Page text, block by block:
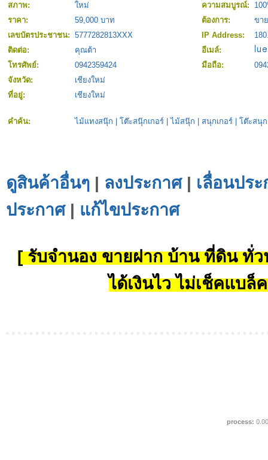
สภาพ:
ใหม่ ความสมบูรณ์:
ราคา:
59,000 บาท ต้องการ:
ขาย
เลขบัตรประชาชน: 5777282813XXX IP Address:
ติดต่อ:
คุณต้า
อีเมล์:
โทรศัพย์:
0942359424 มือถือ:
จังหวัด:
เชียงใหม่
ที่อยู่:
เชียงใหม่
คำค้น: ไม้แทงสนุ๊ก โต๊ะสนุ๊กเกอร์ |ไม้สนุ๊ก สนุกเกอร์ โต๊ะสนุก
ดูสินค้าอื่นๆ | ลงประกาศ| เลื่อนปร
ประกาศ| แก้ไขประกาศ
[ รับจำนอง ขายฝาก บ้าน ที่ดิน ทั่ว
ได้เงินไว ไม่เช็คแบล็
process: